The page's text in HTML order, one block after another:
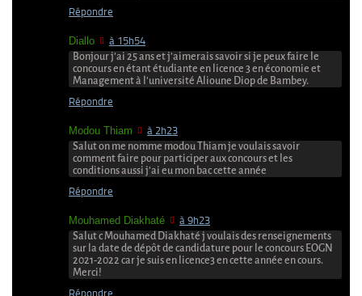
Répondre
Diallo à 15h54
Bonjour j’ai 25 ans et j’aimerais savoir si je peux faire le
concours en étant étudiante en licence 3 en économie et
Management à l’université Alioune Diop de Bambey.
Répondre
Modou Thiam à 2h23
Salut on me nomme modou Thiam je voulais savoir
comment faire pour participer aux concours et les
conditions aussi j’ai eu mon bac cette année
Répondre
Mouhamed Diakhaté à 9h23
Salut c Mouhamed Diakhaté j voulais des renseignements
sur la date de dépôt de candidature pour le concours EOGN
2021-2022 car je suis en licence3 en cette année en cours.
Merci!
Répondre